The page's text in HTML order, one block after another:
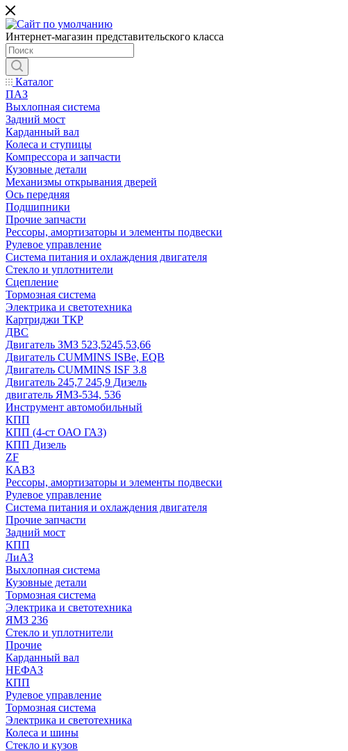
Интернет-магазин представительского класса
Каталог
ПАЗ
Выхлопная система
Задний мост
Карданный вал
Колеса и ступицы
Компрессора и запчасти
Кузовные детали
Механизмы открывания дверей
Ось передняя
Подшипники
Прочие запчасти
Рессоры, амортизаторы и элементы подвески
Рулевое управление
Система питания и охлаждения двигателя
Стекло и уплотнители
Сцепление
Тормозная система
Электрика и светотехника
Картриджи ТКР
ДВС
Двигатель ЗМЗ 523,5245,53,66
Двигатель CUMMINS ISBe, EQB
Двигатель CUMMINS ISF 3.8
Двигатель 245,7 245,9 Дизель
двигатель ЯМЗ-534, 536
Инструмент автомобильный
КПП
КПП (4-ст ОАО ГАЗ)
КПП Дизель
ZF
КАВЗ
Рессоры, амортизаторы и элементы подвески
Рулевое управление
Система питания и охлаждения двигателя
Прочие запчасти
Задний мост
КПП
ЛиАЗ
Выхлопная система
Кузовные детали
Тормозная система
Электрика и светотехника
ЯМЗ 236
Стекло и уплотнители
Прочие
Карданный вал
НЕФАЗ
КПП
Рулевое управление
Тормозная система
Электрика и светотехника
Колеса и шины
Стекло и кузов